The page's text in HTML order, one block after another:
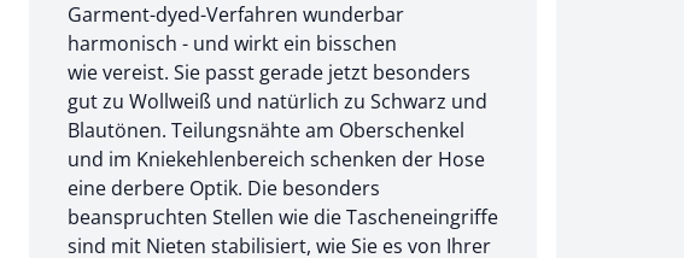
Garment-dyed-Verfahren wunderbar
harmonisch - und wirkt ein bisschen
wie vereist. Sie passt gerade jetzt besonders
gut zu Wollweiß und natürlich zu Schwarz und
Blautönen. Teilungsnähte am Oberschenkel
und im Kniekehlenbereich schenken der Hose
eine derbere Optik. Die besonders
beanspruchten Stellen wie die Tascheneingriffe
sind mit Nieten stabilisiert, wie Sie es von Ihrer